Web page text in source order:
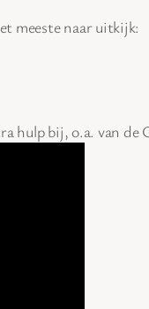
meeste naar uitkijk:
hulp bij, o.a. van de